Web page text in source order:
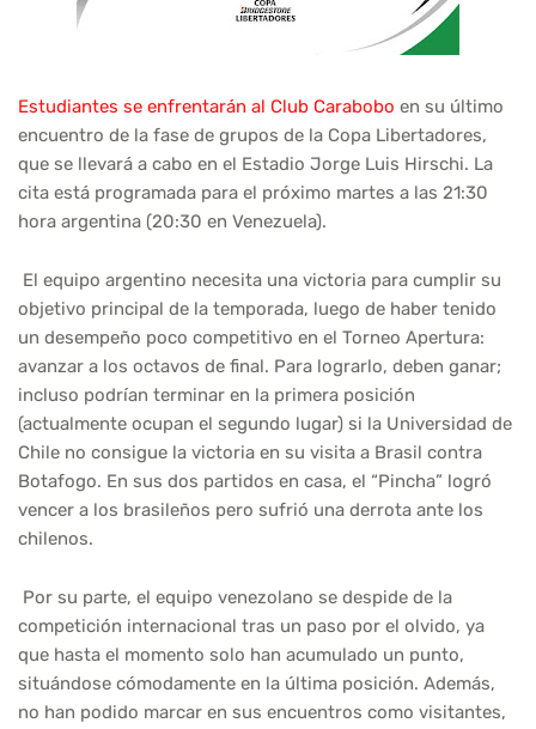
Estudiantes se enfrentarán al Club Carabobo en su último
encuentro de la fase de grupos de la Copa Libertadores,
que se llevará a cabo en el Estadio Jorge Luis Hirschi. La
cita está programada para el próximo martes a las 21:30
hora argentina (20:30 en Venezuela).
El equipo argentino necesita una victoria para cumplir su
objetivo principal de la temporada, luego de haber tenido
un desempeño poco competitivo en el Torneo Apertura:
avanzar a los octavos de final. Para lograrlo, deben ganar;
incluso podrían terminar en la primera posición
(actualmente ocupan el segundo lugar) si la Universidad de
Chile no consigue la victoria en su visita a Brasil contra
Botafogo. En sus dos partidos en casa, el “Pincha” logró
vencer a los brasileños pero sufrió una derrota ante los
chilenos.
Por su parte, el equipo venezolano se despide de la
competición internacional tras un paso por el olvido, ya
que hasta el momento solo han acumulado un punto,
situándose cómodamente en la última posición. Además,
no han podido marcar en sus encuentros como visitantes,